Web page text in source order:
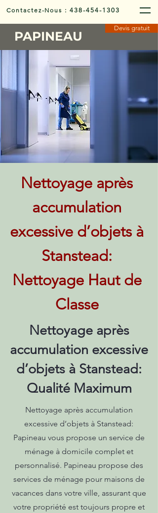
Contactez-Nous :438-454-1303
PAPINEAU
Devis gratuit
Nettoyage après
accumulation
excessive d’objets à
Stanstead:
Nettoyage Haut de
Classe
Nettoyage après
accumulation excessive
d’objets à Stanstead:
Qualité Maximum
Nettoyage après accumulation
excessive d’objets à Stanstead:
Papineau vous propose un service de
ménage à domicile complet et
personnalisé. Papineau propose des
services de ménage pour maisons de
vacances dans votre ville, assurant que
votre propriété est toujours propre et